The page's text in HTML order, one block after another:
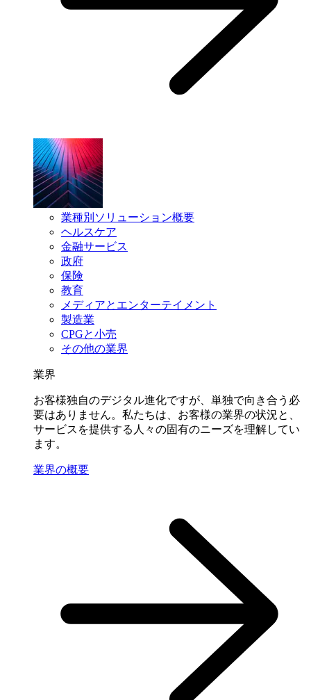
業種別ソリューション概要
ヘルスケア
金融サービス
政府
保険
教育
メディアとエンターテイメント
製造業
CPGと小売
その他の業界
業界
お客様独自のデジタル進化ですが、単独で向き合う必
要はありません。私たちは、お客様の業界の状況と、
サービスを提供する人々の固有のニーズを理解してい
ます。
業界の概要